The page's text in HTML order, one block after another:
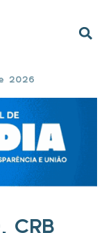
2026
CRB